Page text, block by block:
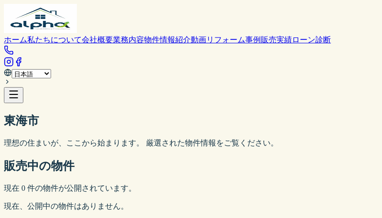
ホーム私たちについて会社概要業務内容物件情報紹介動画リフォーム事例 販売実績ローン診断
東海市
理想の住まいが、ここから始まります。 厳選された物件情報をご覧ください。
販売中の物件
現在 0 件の物件が公開されています。
現在、公開中の物件はありません。